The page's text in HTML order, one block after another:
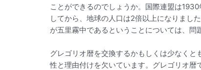
ことができるのでしょうか。国際連盟は
してから、地球の人口は2倍以上になりまし
が五里霧中であるということについては、問
グレゴリオ暦を交換するかもしくは少なく
性と理由付けを欠いています。グレゴリオ